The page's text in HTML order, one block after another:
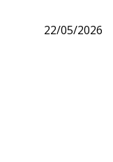
22/05/2026